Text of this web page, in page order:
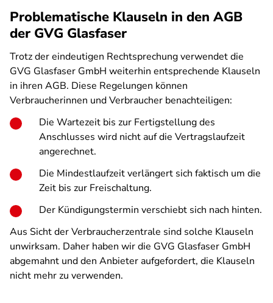
Problematische Klauseln in den AGB
der GVG Glasfaser
Trotz der eindeutigen Rechtsprechung verwendet die
GVG Glasfaser GmbH weiterhin entsprechende Klauseln
in ihren AGB. Diese Regelungen können
Verbraucherinnen und Verbraucher benachteiligen:
Die Wartezeit bis zur Fertigstellung des
Anschlusses wird nicht auf die Vertragslaufzeit
angerechnet.
Die Mindestlaufzeit verlängert sich faktisch um die
Zeit bis zur Freischaltung.
Der Kündigungstermin verschiebt sich nach hinten.
Aus Sicht der Verbraucherzentrale sind solche Klauseln
unwirksam. Daher haben wir die GVG Glasfaser GmbH
abgemahnt und den Anbieter aufgefordert, die Klauseln
nicht mehr zu verwenden.